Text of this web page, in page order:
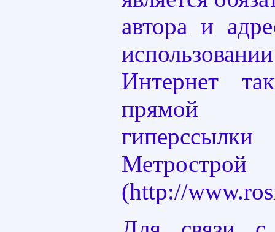
автора и
Интернет
прямой
Метрострой
(http://